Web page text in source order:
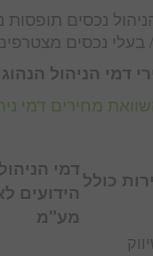
נכסים
בעלי נכסים
דמי הניהול
מחירים דמי
כוללדמי הניהול
הידועים
מע"מ